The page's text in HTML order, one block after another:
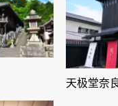
天极堂奈